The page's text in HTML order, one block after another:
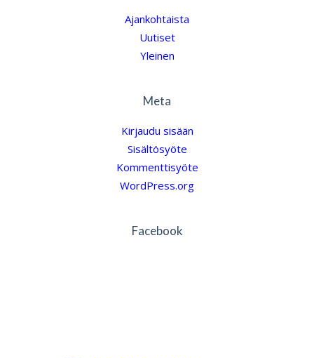
Ajankohtaista
Uutiset
Yleinen
Meta
Kirjaudu sisään
Sisältösyöte
Kommenttisyöte
WordPress.org
Facebook